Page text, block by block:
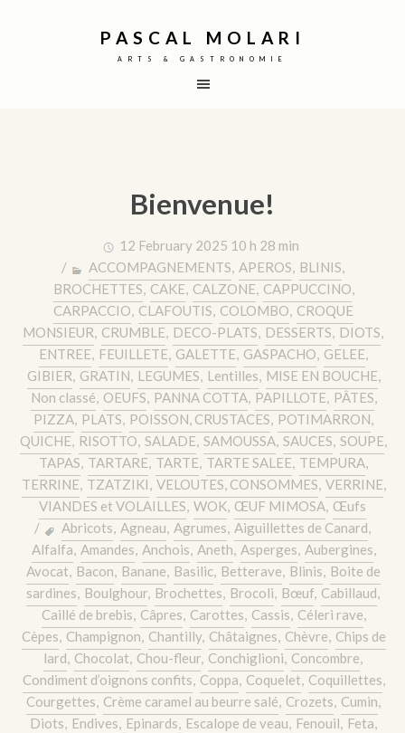
PASCAL MOLARI
ARTS & GASTRONOMIE
Bienvenue!
12 February 2025 10 h 28 min
/
ACCOMPAGNEMENTS, APEROS, BLINIS,
BROCHETTES, CAKE, CALZONE, CAPPUCCINO,
CARPACCIO, CLAFOUTIS, COLOMBO, CROQUE
MONSIEUR, CRUMBLE, DECO-PLATS, DESSERTS, DIOTS,
ENTREE, FEUILLETE, GALETTE, GASPACHO, GELEE,
GIBIER, GRATIN, LEGUMES, Lentilles, MISE EN BOUCHE,
Non classé, OEUFS, PANNA COTTA, PAPILLOTE, PÂTES,
PIZZA, PLATS, POISSON, CRUSTACES, POTIMARRON,
QUICHE, RISOTTO, SALADE, SAMOUSSA, SAUCES, SOUPE,
TAPAS, TARTARE, TARTE, TARTE SALEE, TEMPURA,
TERRINE, TZATZIKI, VELOUTES, CONSOMMES, VERRINE,
VIANDES et VOLAILLES, WOK, ŒUF MIMOSA, Œufs
/
Abricots, Agneau, Agrumes, Aiguillettes de Canard,
Alfalfa, Amandes, Anchois, Aneth, Asperges, Aubergines,
Avocat, Bacon, Banane, Basilic, Betterave, Blinis, Boite de
sardines, Boulghour, Brochettes, Brocoli, Bœuf, Cabillaud,
Caillé de brebis, Câpres, Carottes, Cassis, Céleri rave,
Cèpes, Champignon, Chantilly, Châtaignes, Chèvre, Chips de
lard, Chocolat, Chou-fleur, Conchiglioni, Concombre,
Condiment d’oignons confits, Coppa, Coquelet, Coquillettes,
Courgettes, Crème caramel au beurre salé, Crozets, Cumin,
Diots, Endives, Epinards, Escalope de veau, Fenouil, Feta,